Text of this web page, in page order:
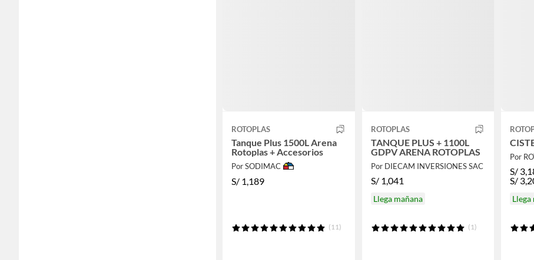
ROTOPLAS
Tanque Plus 1500L Arena
Rotoplas + Accesorios
Por SODIMAC
S/ 1,189
(11)
ROTOPLAS
TANQUE PLUS + 1100L
GDPV ARENA ROTOPLAS
Por DIECAM INVERSIONES SAC
S/ 1,041
Llega mañana
(1)
Por
S/
S/
Llega